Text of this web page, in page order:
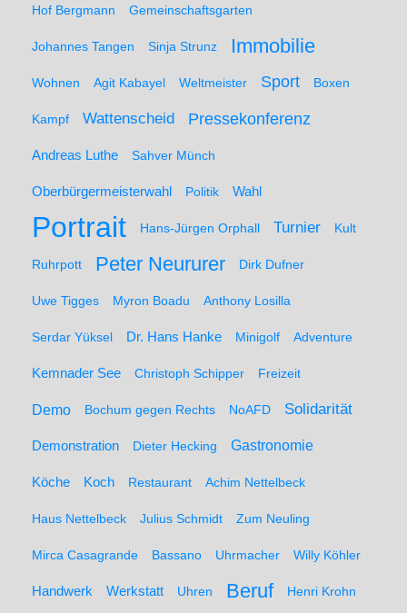
Hof Bergmann Gemeinschaftsgarten
Johannes Tangen Sinja Strunz Immobilie
Wohnen Agit Kabayel Weltmeister Sport Boxen
Kampf Wattenscheid Pressekonferenz
Andreas Luthe Sahver Münch
Oberbürgermeisterwahl Politik Wahl
Portrait Hans-Jürgen Orphall Turnier Kult
Ruhrpott Peter Neururer Dirk Dufner
Uwe Tigges Myron Boadu Anthony Losilla
Serdar Yüksel Dr. Hans Hanke Minigolf Adventure
Kemnader See Christoph Schipper Freizeit
Demo Bochum gegen Rechts NoAFD Solidarität
Demonstration Dieter Hecking Gastronomie
Köche Koch Restaurant Achim Nettelbeck
Haus Nettelbeck Julius Schmidt Zum Neuling
Mirca Casagrande Bassano Uhrmacher Willy Köhler
Handwerk Werkstatt Uhren Beruf Henri Krohn